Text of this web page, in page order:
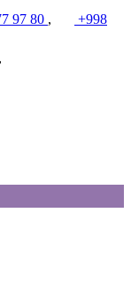
97 80 ,
+998
,